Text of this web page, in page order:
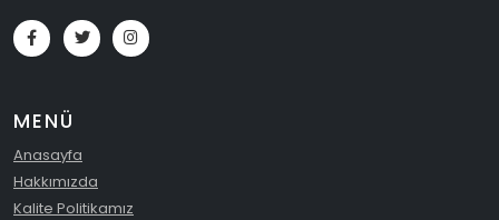
MENÜ
Anasayfa
Hakkımızda
Kalite Politikamız